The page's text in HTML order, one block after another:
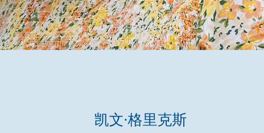
凯文·格里克斯